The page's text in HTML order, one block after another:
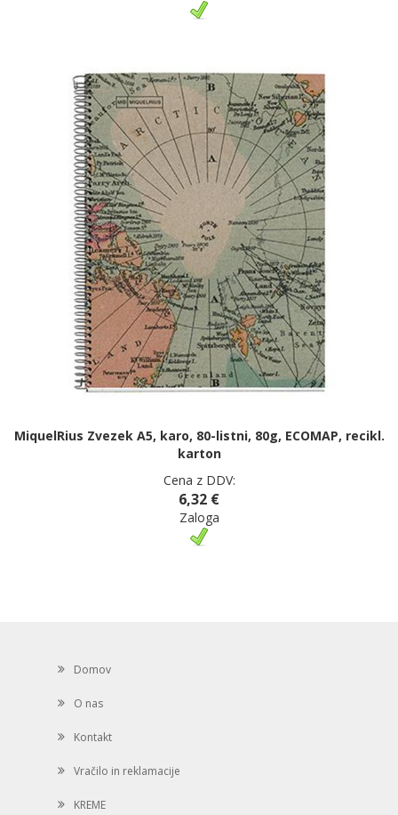
MiquelRius Zvezek A5, karo, 80-listni, 80g, ECOMAP, recikl.
karton
Cena z DDV:
6,32 €
Zaloga
Domov
O nas
Kontakt
Vračilo in reklamacije
KREME